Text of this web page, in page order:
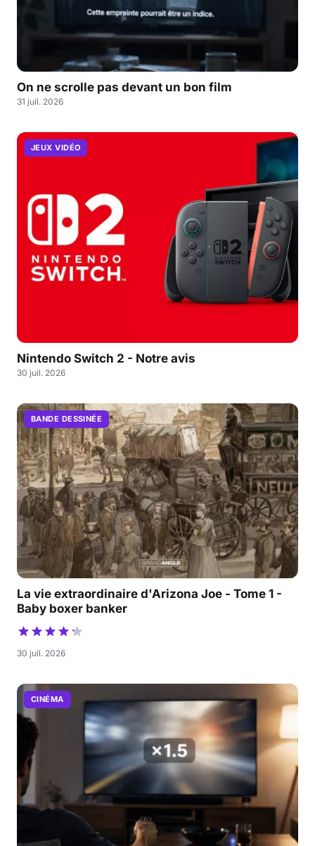
On ne scrolle pas devant un bon film
31 juil. 2026
JEUX VIDÉO
Nintendo Switch 2 - Notre avis
30 juil. 2026
BANDE DESSINÉE
La vie extraordinaire d'Arizona Joe - Tome 1 -
Baby boxer banker
30 juil. 2026
CINÉMA